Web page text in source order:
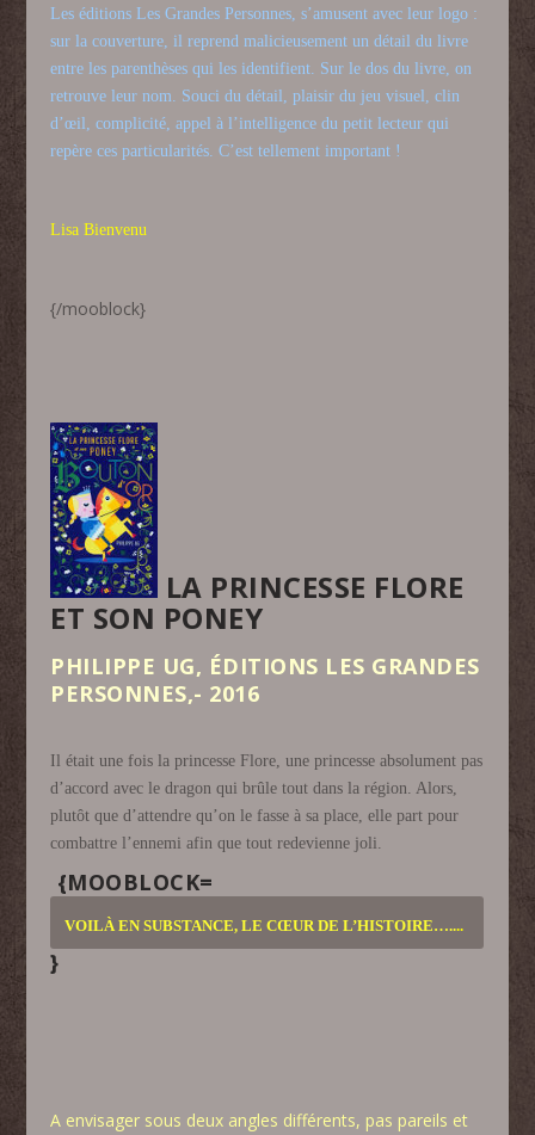
Les éditions Les Grandes Personnes, s’amusent avec leur logo :
sur la couverture, il reprend malicieusement un détail du livre
entre les parenthèses qui les identifient. Sur le dos du livre, on
retrouve leur nom. Souci du détail, plaisir du jeu visuel, clin
d’œil, complicité, appel à l’intelligence du petit lecteur qui
repère ces particularités. C’est tellement important !
Lisa Bienvenu
{/mooblock}
LA PRINCESSE FLORE
ET SON PONEY
PHILIPPE UG, ÉDITIONS LES GRANDES
PERSONNES,- 2016
Il était une fois la princesse Flore, une princesse absolument pas
d’accord avec le dragon qui brûle tout dans la région. Alors,
plutôt que d’attendre qu’on le fasse à sa place, elle part pour
combattre l’ennemi afin que tout redevienne joli.
{MOOBLOCK=
VOILÀ EN SUBSTANCE, LE CŒUR DE L’HISTOIRE…....
}
A envisager sous deux angles différents, pas pareils et